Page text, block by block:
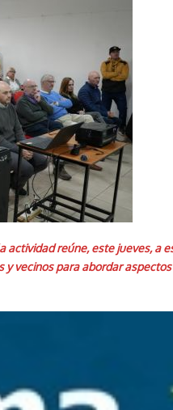
reúne, este jueves,
vecinos para abordar